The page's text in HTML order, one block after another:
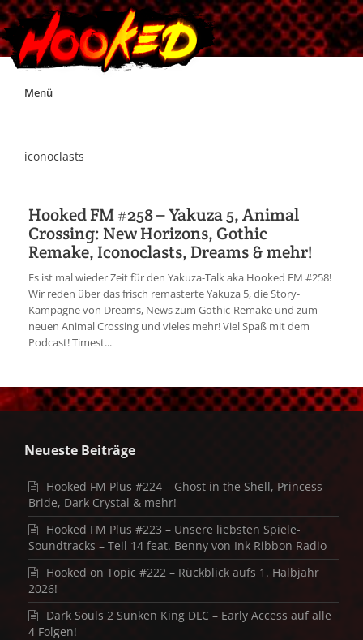
Skip
Menü
Impressum
Jobs
Discord
iconoclasts
Hooked FM #258 – Yakuza 5, Animal
Crossing: New Horizons, Gothic
Remake, Iconoclasts, Dreams & mehr!
Es ist mal wieder Zeit für den Yakuza-Talk aka Hooked FM #258!
Wir reden über das frisch remasterte Yakuza 5, die Story-
Kampagne von Dreams, News zum Gothic-Remake und zum
neuen Animal Crossing und vieles mehr! Viel Spaß mit dem
Podcast! Timest...
Neueste Beiträge
Hooked FM Plus #224 – Ghost in the Shell, Princess
Bride, Dark Crystal & mehr!
Hooked FM Plus #223 – Unsere liebsten Spiele-
Soundtracks – Teil 14 feat. Benny von Ink Ribbon Radio
Hooked on Topic #222 – Rückblick aufs 1. Halbjahr
2026!
Dark Souls 2 Sunken King DLC – Early Access auf alle
4 Folgen!